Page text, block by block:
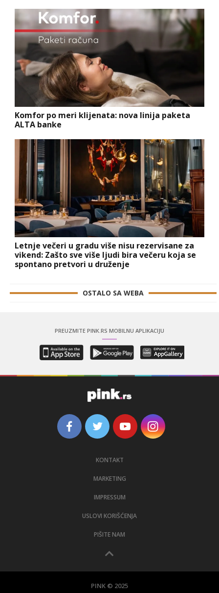
Komfor po meri klijenata: nova linija paketa
ALTA banke
Letnje večeri u gradu više nisu rezervisane za
vikend: Zašto sve više ljudi bira večeru koja se
spontano pretvori u druženje
OSTALO SA WEBA
PREUZMITE PINK.RS MOBILNU APLIKACIJU
KONTAKT
MARKETING
IMPRESSUM
USLOVI KORIŠĆENJA
PIŠITE NAM
PINK © 2025